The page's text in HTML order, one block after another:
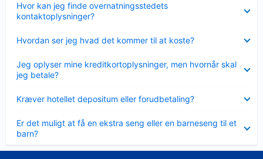
Hvor kan jeg finde overnatningsstedets
kontaktoplysninger?
Hvordan ser jeg hvad det kommer til at koste?
Jeg oplyser mine kreditkortoplysninger, men hvornår skal
jeg betale?
Kræver hotellet depositum eller forudbetaling?
Er det muligt at få en ekstra seng eller en barneseng til et
barn?